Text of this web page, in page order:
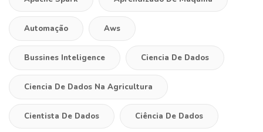
Automação Aws
Bussines Inteligence Ciencia De Dados
Ciencia De Dados Na Agricultura
Cientista De Dados Ciência De Dados